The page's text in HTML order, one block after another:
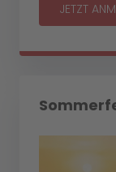
JETZT